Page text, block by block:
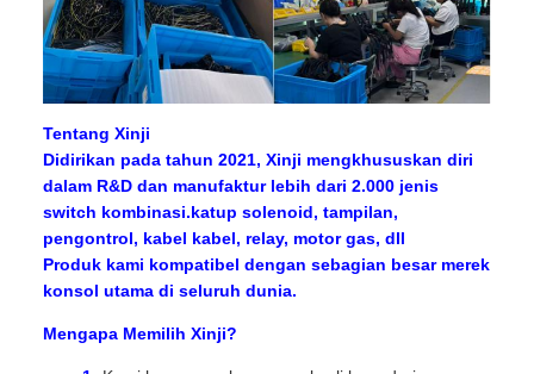
Tentang Xinji
Didirikan pada tahun 2021, Xinji mengkhususkan diri
dalam R&D dan manufaktur lebih dari 2.000 jenis
switch kombinasi.katup solenoid, tampilan,
pengontrol, kabel kabel, relay, motor gas, dll
Produk kami kompatibel dengan sebagian besar merek
konsol utama di seluruh dunia.
Mengapa Memilih Xinji?